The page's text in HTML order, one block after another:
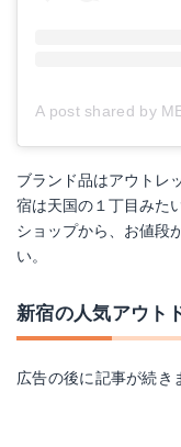
A post shared by
ブランド品はアウトレ
宿は天国の１丁目みた
ショップから、お値段
い。
新宿の人気アウト
広告の後に記事が続き